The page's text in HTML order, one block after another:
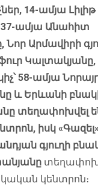
14-ամյա Լիլիթ
ամյա Անահիտ
Արմավիրի
58-ամյա
և Երևանի
տեղափոխվել
իսկ
գյուղի
կենտրոն։